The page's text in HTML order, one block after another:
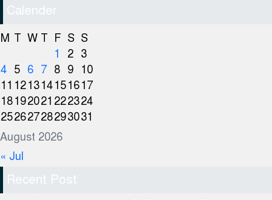
Calender
August 2026
M T W T F S S
1
2 3
4 5 6 7 8 9
10
11 121314151617
18192021 222324
25262728293031
« Jul
Recent Post